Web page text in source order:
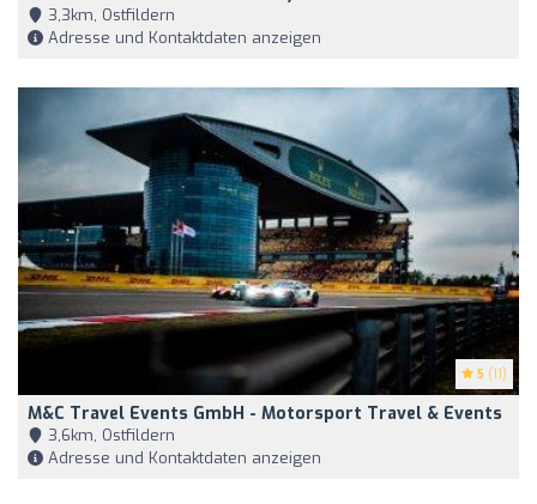
3,3km, Ostfildern
Adresse und Kontaktdaten anzeigen
5 (11)
M&C Travel Events GmbH - Motorsport Travel & Events
3,6km, Ostfildern
Adresse und Kontaktdaten anzeigen